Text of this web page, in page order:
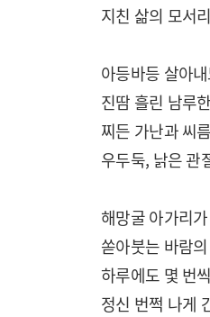
지친 삶의 모서
아등바등 살아
진땀 흘린 남루
찌든 가난과 씨
우두둑, 낡은 관
해망굴 아가리
쏟아붓는 바람
하루에도 몇 번씩
정신 번쩍 나게